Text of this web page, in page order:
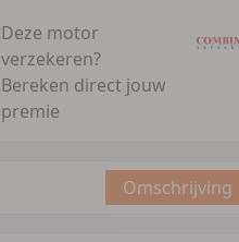
Deze motor
verzekeren?
Bereken direct jouw
premie
Omschrijving